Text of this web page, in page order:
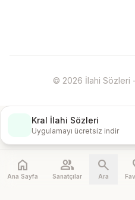
© 2026 İlahi Sözleri -
Kral İlahi Sözleri
Uygulamayı ücretsiz indir
home
Ana Sayfa
people
Sanatçılar
search
Ara